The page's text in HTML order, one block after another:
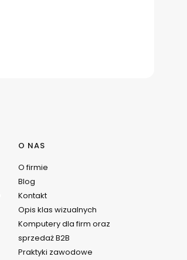
O NAS
O firmie
Blog
Kontakt
Opis klas wizualnych
Komputery dla firm oraz
sprzedaż B2B
Praktyki zawodowe